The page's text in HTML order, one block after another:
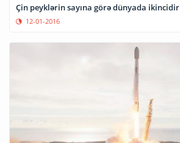
Çin peyklərin sayına görə dünyada ikincidir
12-01-2016